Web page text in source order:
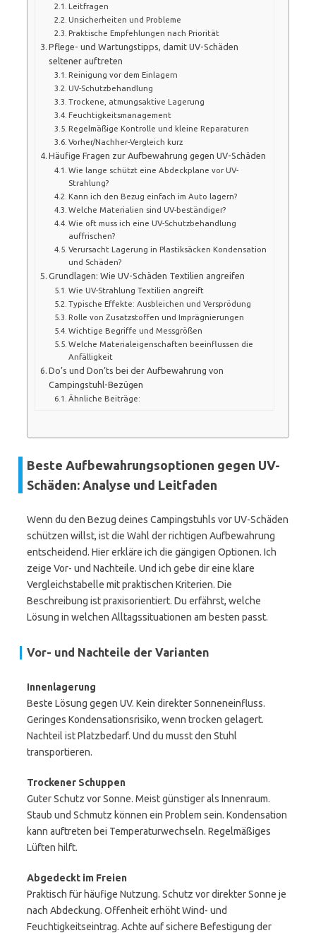
Leitfragen
Unsicherheiten und Probleme
Praktische Empfehlungen nach Priorität
Pflege- und Wartungstipps, damit UV-Schäden
seltener auftreten
Reinigung vor dem Einlagern
UV-Schutzbehandlung
Trockene, atmungsaktive Lagerung
Feuchtigkeitsmanagement
Regelmäßige Kontrolle und kleine Reparaturen
Vorher/Nachher-Vergleich kurz
Häufige Fragen zur Aufbewahrung gegen UV-Schäden
Wie lange schützt eine Abdeckplane vor UV-
Strahlung?
Kann ich den Bezug einfach im Auto lagern?
Welche Materialien sind UV-beständiger?
Wie oft muss ich eine UV-Schutzbehandlung
auffrischen?
Verursacht Lagerung in Plastiksäcken Kondensation
und Schäden?
Grundlagen: Wie UV-Schäden Textilien angreifen
Wie UV-Strahlung Textilien angreift
Typische Effekte: Ausbleichen und Versprödung
Rolle von Zusatzstoffen und Imprägnierungen
Wichtige Begriffe und Messgrößen
Welche Materialeigenschaften beeinflussen die
Anfälligkeit
Do’s und Don’ts bei der Aufbewahrung von
Campingstuhl-Bezügen
Ähnliche Beiträge:
Beste Aufbewahrungsoptionen gegen UV-
Schäden: Analyse und Leitfaden
Wenn du den Bezug deines Campingstuhls vor UV-Schäden
schützen willst, ist die Wahl der richtigen Aufbewahrung
entscheidend. Hier erkläre ich die gängigen Optionen. Ich
zeige Vor- und Nachteile. Und ich gebe dir eine klare
Vergleichstabelle mit praktischen Kriterien. Die
Beschreibung ist praxisorientiert. Du erfährst, welche
Lösung in welchen Alltagssituationen am besten passt.
Vor- und Nachteile der Varianten
Innenlagerung
Beste Lösung gegen UV. Kein direkter Sonneneinfluss.
Geringes Kondensationsrisiko, wenn trocken gelagert.
Nachteil ist Platzbedarf. Und du musst den Stuhl
transportieren.
Trockener Schuppen
Guter Schutz vor Sonne. Meist günstiger als Innenraum.
Staub und Schmutz können ein Problem sein. Kondensation
kann auftreten bei Temperaturwechseln. Regelmäßiges
Lüften hilft.
Abgedeckt im Freien
Praktisch für häufige Nutzung. Schutz vor direkter Sonne je
nach Abdeckung. Offenheit erhöht Wind- und
Feuchtigkeitseintrag. Achte auf sichere Befestigung der